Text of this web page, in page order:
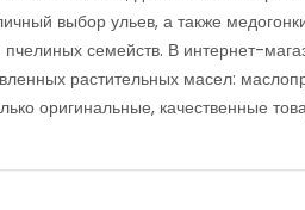
выбор ульев, а также
пчелиных семейств. В интернет-
растительных масел:
оригинальные, качественные